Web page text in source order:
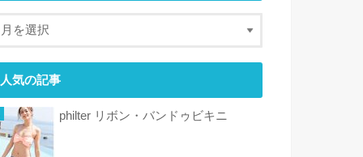
人気の記事
philter リボン・バンドゥビキニ